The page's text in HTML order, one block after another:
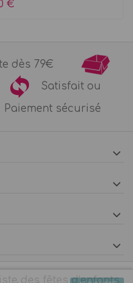
€
dès 79€
Satisfait ou
Paiement sécurisé
des fêtes d’enfants